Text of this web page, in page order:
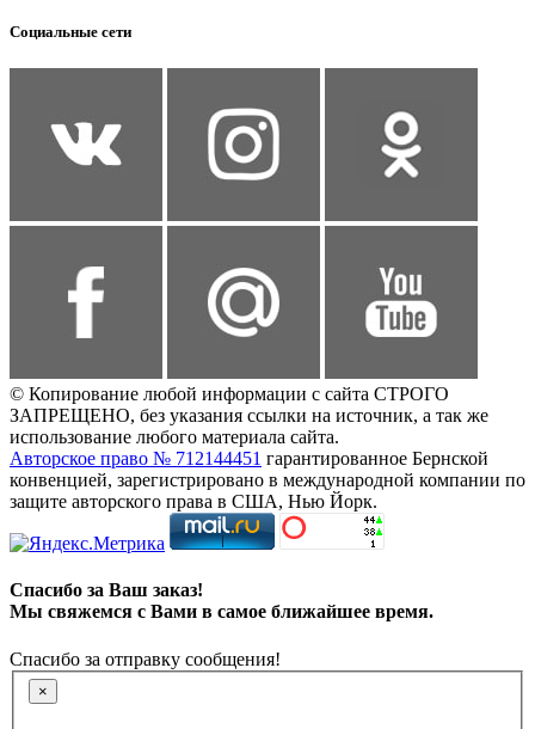
Социальные сети
© Копирование любой информации с сайта СТРОГО
ЗАПРЕЩЕНО, без указания ссылки на источник, а так же
использование любого материала сайта.
Авторское право № 712144451 гарантированное Бернской
конвенцией, зарегистрировано в международной компании по
защите авторского права в США, Нью Йорк.
Спасибо за Ваш заказ!
Мы свяжемся с Вами в самое ближайшее время.
Спасибо за отправку сообщения!
×